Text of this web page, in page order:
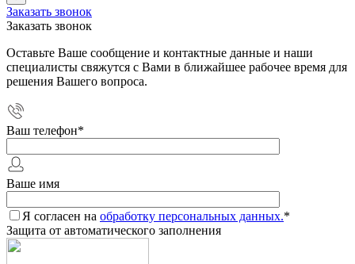
Заказать звонок
Заказать звонок
Оставьте Ваше сообщение и контактные данные и наши
специалисты свяжутся с Вами в ближайшее рабочее время для
решения Вашего вопроса.
Ваш телефон*
Ваше имя
Я согласен на обработку персональных данных.*
Защита от автоматического заполнения